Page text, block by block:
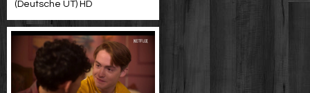
(Deutsche UT) HD